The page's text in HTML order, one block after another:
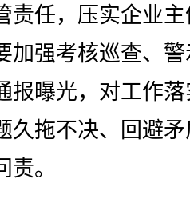
责任，压实企业
加强考核巡查、
报曝光，对工作
久拖不决、回避
。